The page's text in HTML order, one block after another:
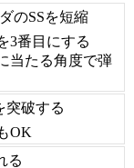
のSSを短縮
3番目にする
当たる角度で弾
突破する
OK
る